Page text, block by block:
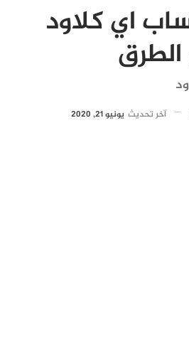
اي كلاود
آخر تحديث يونيو 21, 2020